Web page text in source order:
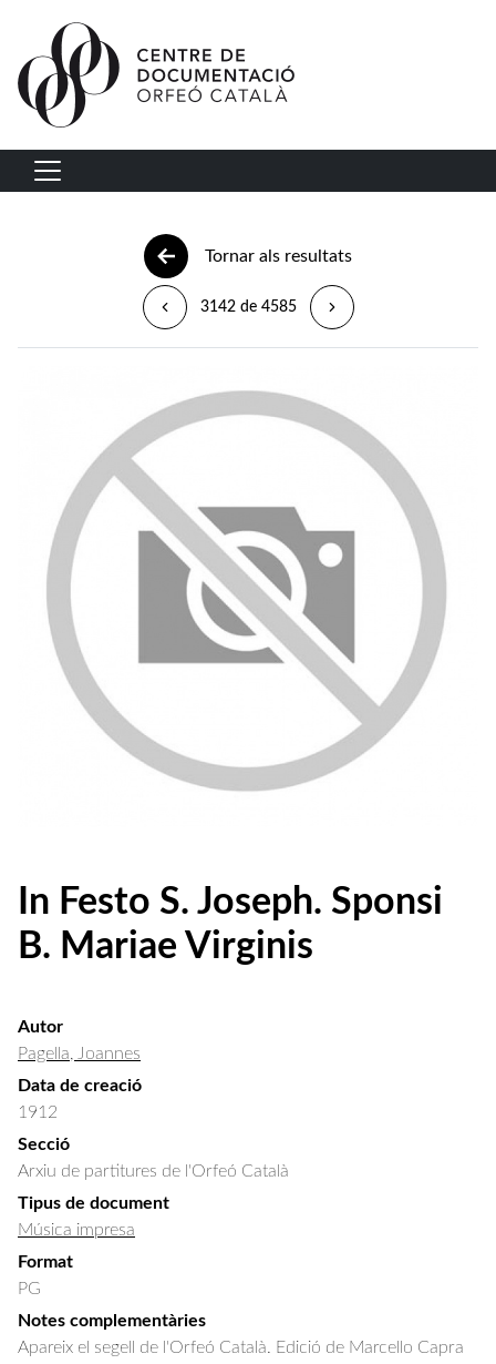
Vés al contingut
Navegació principal
Tornar als resultats
3142 de 4585
In Festo S. Joseph. Sponsi
B. Mariae Virginis
Autor
Pagella, Joannes
Data de creació
1912
Secció
Arxiu de partitures de l'Orfeó Català
Tipus de document
Música impresa
Format
PG
Notes complementàries
Apareix el segell de l'Orfeó Català. Edició de Marcello Capra